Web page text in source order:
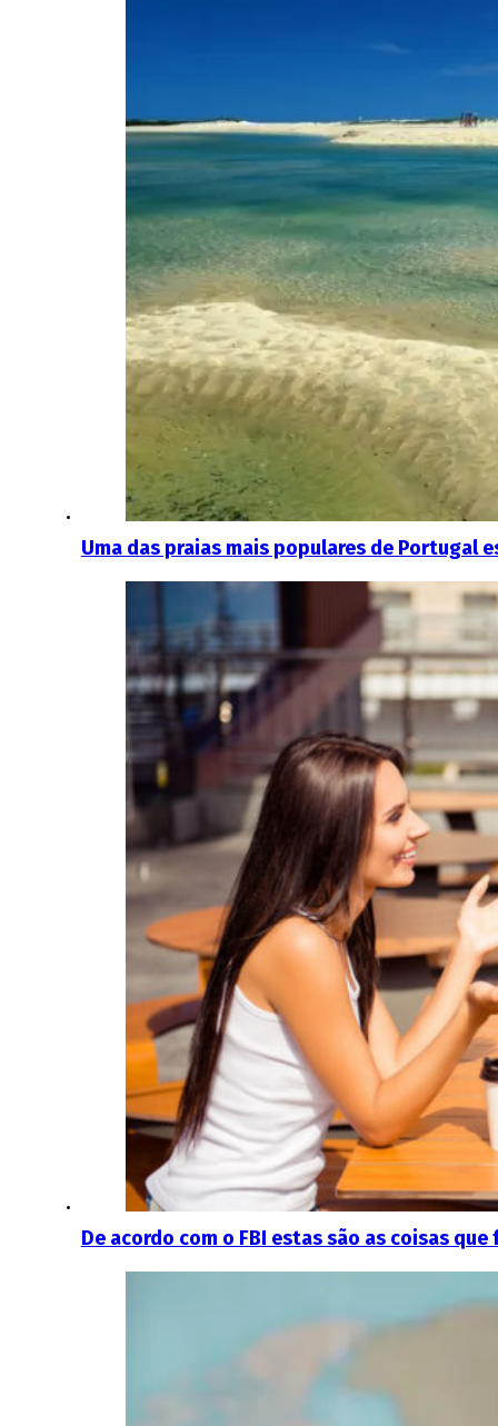
Uma das praias mais populares de Portugal
De acordo com o FBI estas são as coisas